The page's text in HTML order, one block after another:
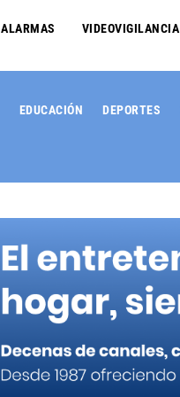
ALARMAS VIDEOVIGILANCIA
EDUCACIÓN DEPORTES